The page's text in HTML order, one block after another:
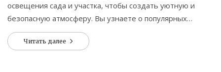
освещения сада и участка, чтобы создать уютную и
безопасную атмосферу. Вы узнаете о популярных
способах использования света, интересных
дизайнерских решениях и практических советах по
Читать далее